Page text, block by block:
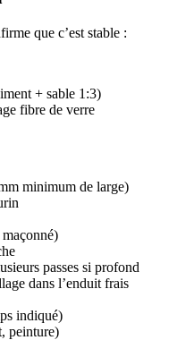
que c’est stable :
+ sable 1:3)
fibre de verre
minimum de large)
passes si profond
dans l’enduit frais
indiqué)
peinture)